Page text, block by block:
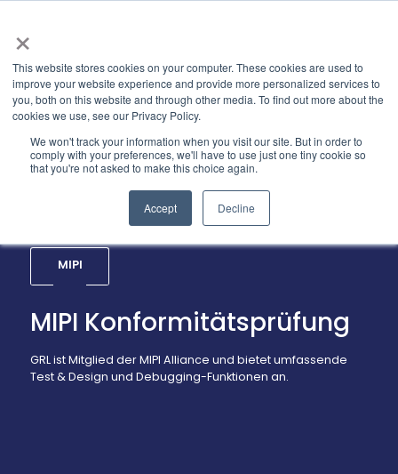
×
This website stores cookies on your computer. These cookies are used to
improve your website experience and provide more personalized services to
you, both on this website and through other media. To find out more about the
cookies we use, see our Privacy Policy.
We won't track your information when you visit our site. But in order to
comply with your preferences, we'll have to use just one tiny cookie so
that you're not asked to make this choice again.
Accept Decline
MIPI
MIPI Konformitätsprüfung
GRL ist Mitglied der MIPI Alliance und bietet umfassende
Test & Design und Debugging-Funktionen an.